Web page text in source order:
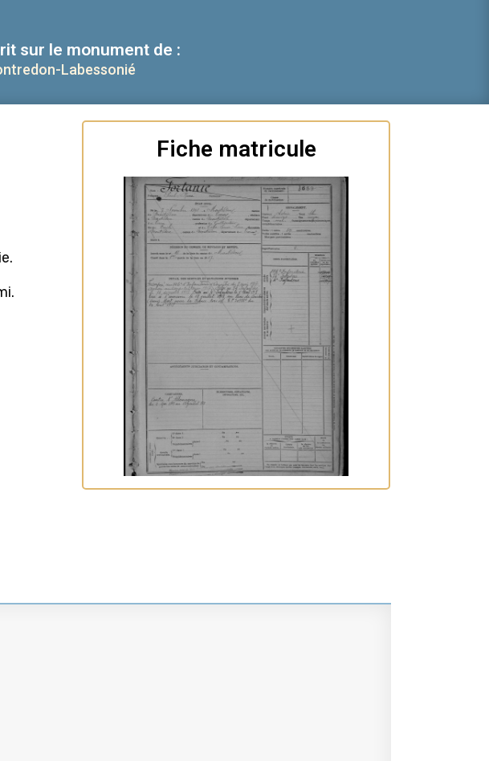
sur le monument de :
Labessonié
Fiche matricule